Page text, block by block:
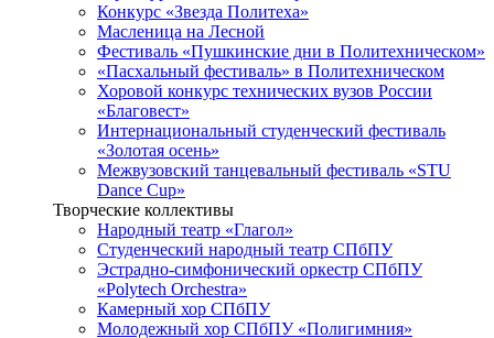
Конкурс «Звезда Политеха»
Масленица на Лесной
Фестиваль «Пушкинские дни в Политехническом»
«Пасхальный фестиваль» в Политехническом
Хоровой конкурс технических вузов России
«Благовест»
Интернациональный студенческий фестиваль
«Золотая осень»
Межвузовский танцевальный фестиваль «STU
Dance Cup»
Творческие коллективы
Народный театр «Глагол»
Студенческий народный театр СПбПУ
Эстрадно-симфонический оркестр СПбПУ
«Polytech Orchestra»
Камерный хор СПбПУ
Молодежный хор СПбПУ «Полигимния»